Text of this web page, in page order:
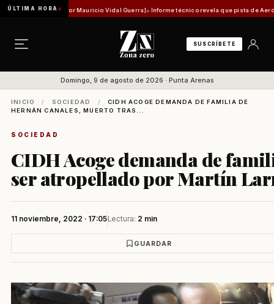
ÚLTIMA HORA
[Por Mauricio Vidal Guerra] Informe técnico revela que pista de Aeródromo de
SUSCRÍBETE
Domingo, 9 de agosto de 2026 · Punta Arenas
INICIO / SOCIEDAD /
CIDH ACOGE DEMANDA DE FAMILIA DE
HERNÁN CANALES, MUERTO TRAS...
SOCIEDAD
CIDH Acoge demanda de
ser atropellado por Martín
11 noviembre, 2022 · 17:05Lectura: 2 min
GUARDAR